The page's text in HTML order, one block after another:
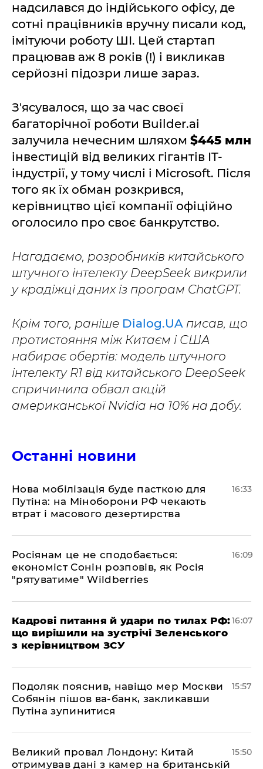
надсилався до індійського офісу, де
сотні працівників вручну писали код,
імітуючи роботу ШІ. Цей стартап
працював аж 8 років (!) і викликав
серйозні підозри лише зараз.
З'ясувалося, що за час своєї
багаторічної роботи Builder.ai
залучила нечесним шляхом $445 млн
інвестицій від великих гігантів IT-
індустрії, у тому числі і Microsoft. Після
того як їх обман розкрився,
керівництво цієї компанії офіційно
оголосило про своє банкрутство.
Нагадаємо, розробників китайського
штучного інтелекту DeepSeek викрили
у крадіжці даних із програм ChatGPT.
Крім того, раніше Dialog.UA писав, що
протистояння між Китаєм і США
набирає обертів: модель штучного
інтелекту R1 від китайського DeepSeek
спричинила обвал акцій
американської Nvidia на 10% на добу.
Останні новини
Нова мобілізація буде пасткою для
Путіна: на Міноборони РФ чекають
втрат і масового дезертирства
16:33
Росіянам це не сподобається:
економіст Сонін розповів, як Росія
"рятуватиме" Wildberries
16:09
Кадрові питання й удари по тилах РФ:
що вирішили на зустрічі Зеленського
з керівництвом ЗСУ
16:07
Подоляк пояснив, навіщо мер Москви
Собянін пішов ва-банк, закликавши
Путіна зупинитися
15:57
Великий провал Лондону: Китай
отримував дані з камер на британській
15:50